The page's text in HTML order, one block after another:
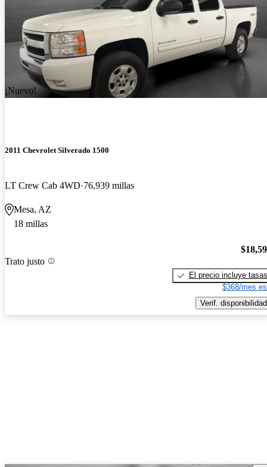
¡Nuevo!
2011 Chevrolet Silverado 1500
LT Crew Cab 4WD 76,939 millas
Mesa, AZ
18 millas
Trato justo
El precio incluye tasas
$368/mes
Verif. disponibilidad